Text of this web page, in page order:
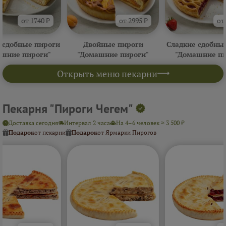
Открыть меню пекарни
от 1740 ₽
пироги
пироги"
от 2995 ₽
Двойные пироги
"Домашние пироги"
от
Сладкие
"Домашние
Пекарня "Пироги Чегем"
Доставка сегодня Интервал 2 часа
На 4–6 человек ≈ 3 500 ₽
Подарокот пекарни Подарокот Ярмарки Пирогов